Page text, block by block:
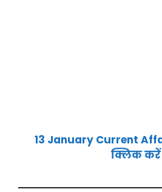
13 January Current
क्लिक करें